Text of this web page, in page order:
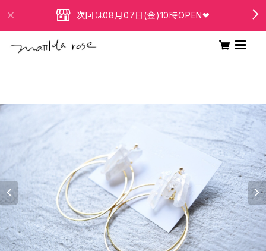
次回は08月07日(金)10時OPEN❤